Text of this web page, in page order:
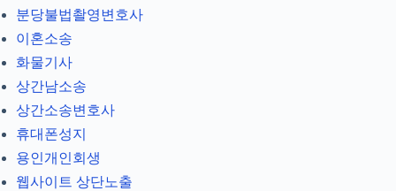
분당불법촬영변호사
이혼소송
화물기사
상간남소송
상간소송변호사
휴대폰성지
용인개인회생
웹사이트 상단노출